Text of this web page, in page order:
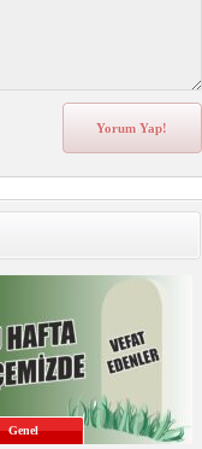
Genel